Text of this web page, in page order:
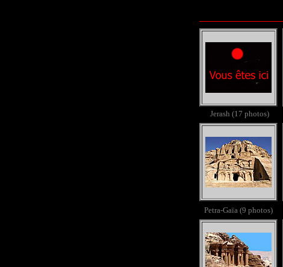
Jerash (17 photos)
Petra-Gaïa (9 photos)